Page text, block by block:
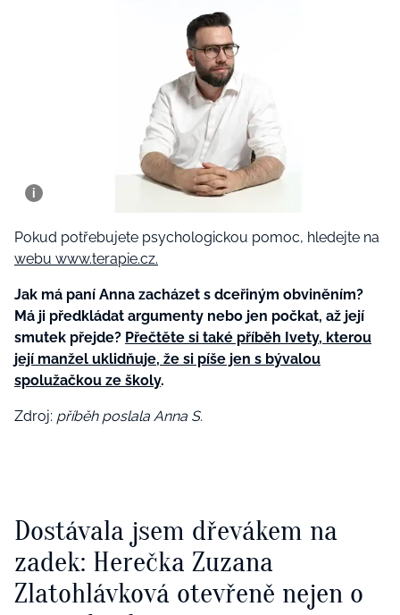
Pokud potřebujete psychologickou pomoc, hledejte na
webu www.terapie.cz.
Jak má paní Anna zacházet s dceřiným obviněním?
Má ji předkládat argumenty nebo jen počkat, až její
smutek přejde? Přečtěte si také příběh Ivety, kterou
její manžel uklidňuje, že si píše jen s bývalou
spolužačkou ze školy.
Zdroj: příběh poslala Anna S.
Dostávala jsem dřevákem na
zadek: Herečka Zuzana
Zlatohlávková otevřeně nejen o